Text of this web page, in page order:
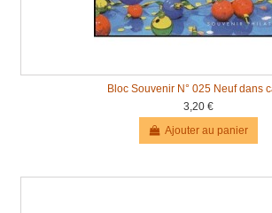
Bloc Souvenir N° 025 Neuf dans
3,20 €
Ajouter au panier